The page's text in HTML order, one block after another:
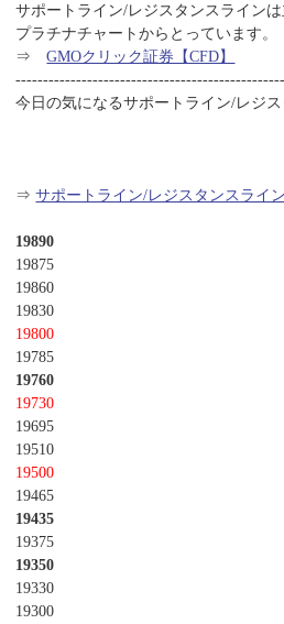
サポートライン/レジスタンスライン
プラチナチャートからとっています。
⇒GMOクリック証券【CFD】
今日の気になるサポートライン/レジ
⇒サポートライン/レジスタンスライ
19890
19875
19860
19830
19800
19785
19760
19730
19695
19510
19500
19465
19435
19375
19350
19330
19300